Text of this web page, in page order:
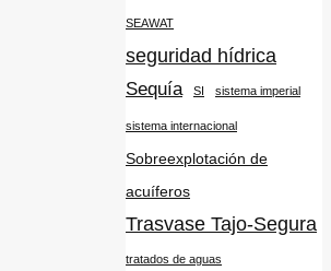
SEAWAT
seguridad hídrica
Sequía SI sistema imperial
sistema internacional
Sobreexplotación de
acuíferos
Trasvase Tajo-Segura
tratados de aguas